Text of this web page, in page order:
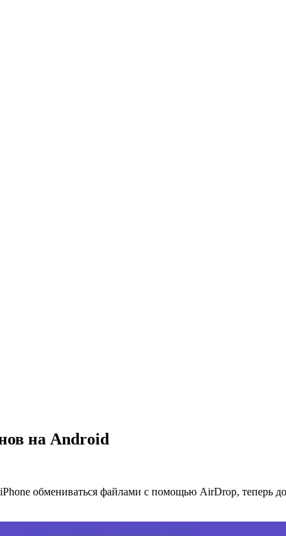
на Android
обмениваться файлами с помощью AirDrop, теперь